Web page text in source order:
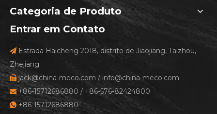
Categoria de Produto
Entrar em Contato
 Estrada Haicheng 2018, distrito de Jiaojiang, Taizhou,
Zhejiang
 jack@china-meco.com / info@china-meco.com
+86-15712686880 / +86-576-82424800
 +86-15712686880